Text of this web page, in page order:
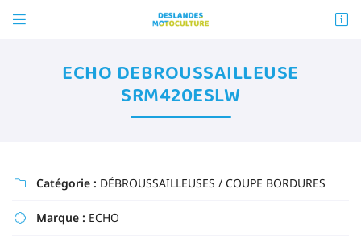
 
02 43 88 41 58
Vous pouvez nous contacter aux numéro suivant :
ECHO DEBROUSSAILLEUSE
SRM420ESLW
 Catégorie : DÉBROUSSAILLEUSES / COUPE BORDURES
 Marque : ECHO